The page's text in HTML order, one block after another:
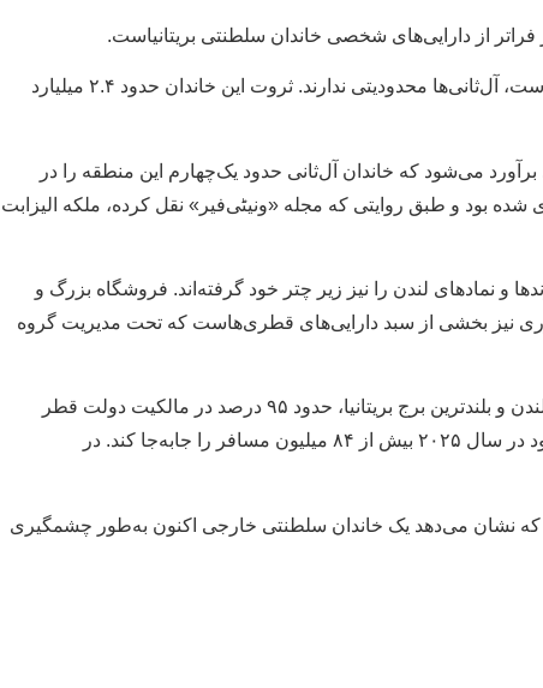
از دارایی‌های شخصی خاندان سلطنتی بریتانیاست.
به نوشته اکونومیک تایمز، در حالی که خانواده سلطنتی بریتانیا برای املاک در اختیار خود، با محدودیت‌ها و ملاحظات سنتی و عمومی روبه‌رو است، آل‌ثانی‌ها محدودیتی ندارند. ثروت این خاندان حدود ۲.۴ میلیارد
می‌شود که خاندان آل‌ثانی حدود یک‌چهارم این منطقه را در
این ملک ۴۴ هزار فوت مربعی در سال ۲۰۱۵ حدود ۴۰۰ میلیون پوند ارزش‌گذاری شده بود و طبق روایتی که مجله «ونیٹی‌فیر» نقل کرده، ملکه الیزابت
نمادهای لندن را نیز زیر چتر خود گرفته‌اند. فروشگاه بزرگ و
کنات و اموری نیز بخشی از سبد دارایی‌های قطری‌هاست که تحت مدیریت گروه
این گزارش می‌گوید که اثر قطر به زمین لندن محدود نیست، بلکه بر آسمان این شهر هم آشکار است. ساختمان شارد، یکی از نمادهای جدید لندن و بلندترین برج بریتانیا، حدود ۹۵ درصد در مالکیت دولت قطر
است. قطری‌ها همچنین در مجموعه کانری وارف شریک‌اند و ۲۰ درصد سهام فرودگاه هیترو را در اختیار دارند، فرودگاهی که پیش‌بینی می‌شود در سال ۲۰۲۵ بیش از ۸۴ میلیون مسافر را جابه‌جا کند. در
حدود ۱.۸ میلیون فوت مربع ملک در اختیار دارند، عددی که نشان می‌دهد یک خاندان سلطنتی خارجی اکنون به‌طور چشمگیری